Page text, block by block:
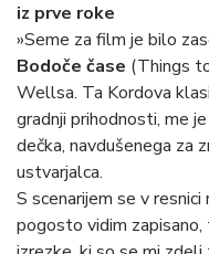
iz prve roke
»Seme za film je bilo
Bodoče čase (Things
Wellsa. Ta Kordova
gradnji prihodnosti, me
dečka, navdušenega za
ustvarjalca.
S scenarijem se v
pogosto vidim